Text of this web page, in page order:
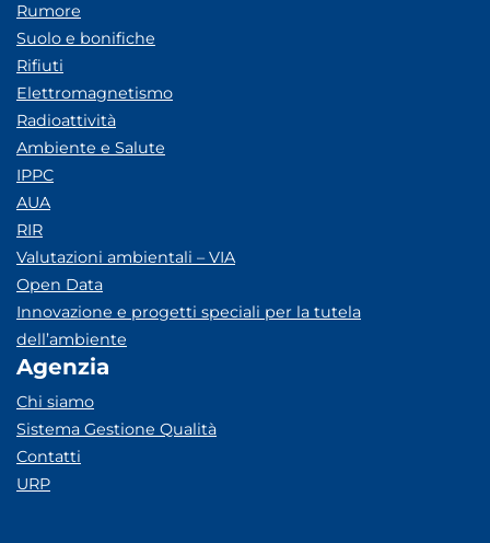
Rumore
Suolo e bonifiche
Rifiuti
Elettromagnetismo
Radioattività
Ambiente e Salute
IPPC
AUA
RIR
Valutazioni ambientali – VIA
Open Data
Innovazione e progetti speciali per la tutela
dell’ambiente
Agenzia
Chi siamo
Sistema Gestione Qualità
Contatti
URP